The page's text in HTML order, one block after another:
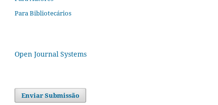
Para Bibliotecários
Open Journal Systems
Enviar Submissão